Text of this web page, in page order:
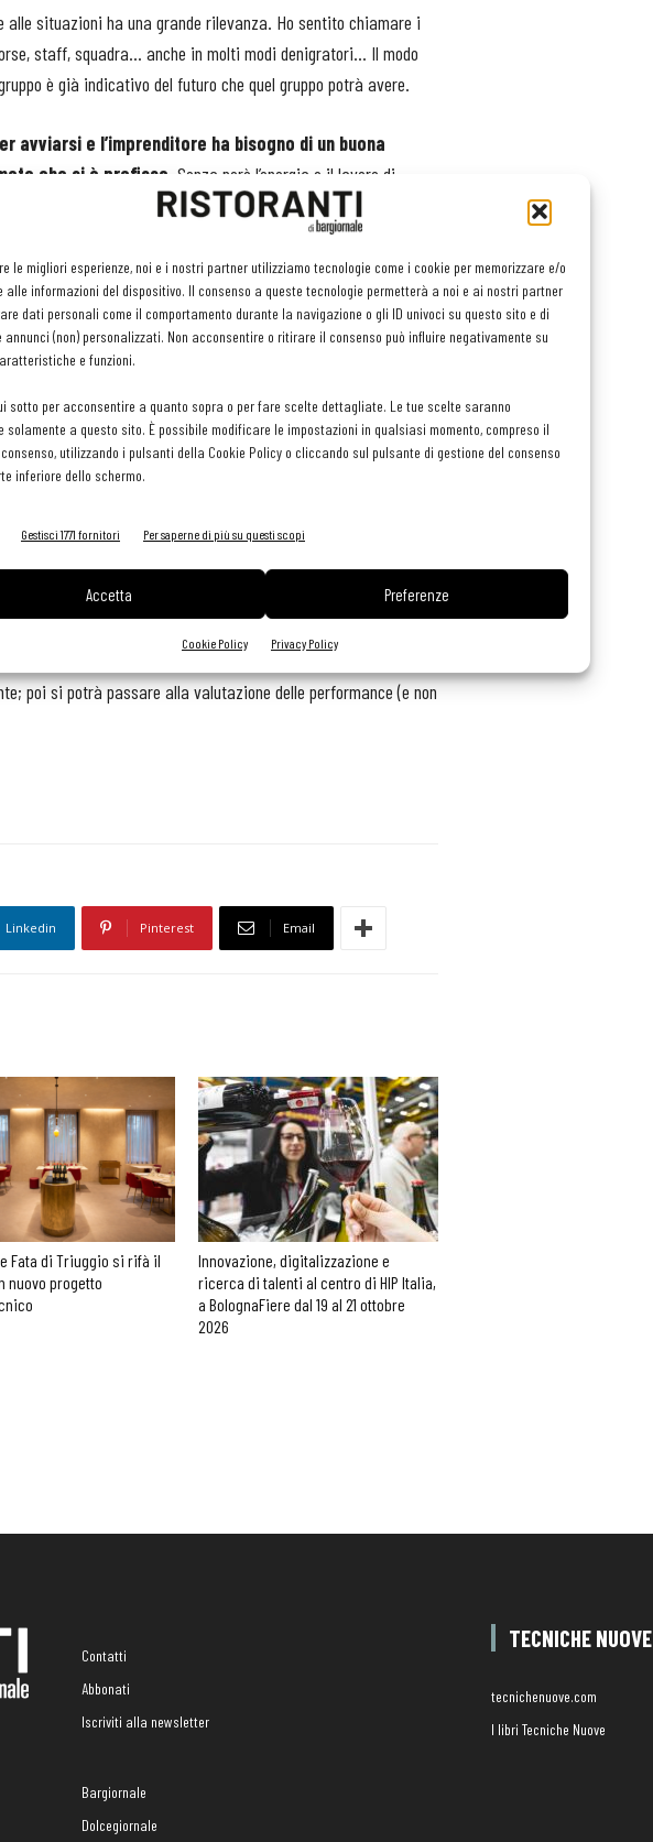
le migliori esperienze, noi e i nostri partner utilizziamo tecnologie come i cookie per memorizzare e/o
alle informazioni del dispositivo. Il consenso a queste tecnologie permetterà a noi e ai nostri partner
dati personali come il comportamento durante la navigazione o gli ID univoci su questo sito e di
annunci (non) personalizzati. Non acconsentire o ritirare il consenso può influire negativamente su
e funzioni.
sotto per acconsentire a quanto sopra o per fare scelte dettagliate. Le tue scelte saranno
solamente a questo sito. È possibile modificare le impostazioni in qualsiasi momento, compreso il
utilizzando i pulsanti della Cookie Policy o cliccando sul pulsante di gestione del consenso
inferiore dello schermo.
Gestisci 1771 fornitori Per saperne di più su questi scopi
Accetta Preferenze
Cookie Policy Privacy Policy
alle situazioni ha una grande rilevanza. Ho sentito chiamare i
staff, squadra… anche in molti modi denigratori… Il modo
è già indicativo del futuro che quel gruppo potrà avere.
avviarsi e l’imprenditore ha bisogno di un buona
che si è prefisso. Senza però l’energia e il lavoro di
magazzinieri… e quindi senza tutte quelle azioni pratiche che
consegna del prodotto/servizio per soddisfare i clienti,
che un leader deve affrontare: selezione, inserimento,
pure aspetti tecnici come la misurazione del valore e delle
di un collaboratore influiscono sulle performance e incidono
alla valutazione delle risorse internesi dovrebbe fare una
livello di servizio richiesto e qualità dei prodotti
può dare alla competitività del ristorante. Da ciò
e sviluppare performance a cinque stelle.
scelto la persona giusta per il posto giusto, indirizzarla
poi si potrà passare alla valutazione delle performance (e non
Linkedin Pinterest Email
Fata di Triuggio si rifà il
nuovo progetto
Innovazione, digitalizzazione e
ricerca di talenti al centro di HIP Italia,
a BolognaFiere dal 19 al 21 ottobre
2026
Contatti
Abbonati
Iscriviti alla newsletter
Bargiornale
Dolcegiornale
TECNICHE NUOVE
tecnichenuove.com
I libri Tecniche Nuove